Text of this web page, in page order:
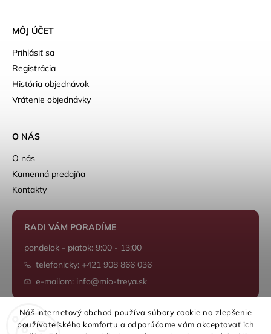
Náš internetový obchod používa súbory cookie na zlepšenie
používateľského komfortu a odporúčame vám akceptovať ich
MÔJ ÚČET
Prihlásiť sa
Registrácia
História objednávok
Vrátenie objednávky
O NÁS
O nás
Kamenná predajňa
Kontakty
RADI VÁM PORADÍME
pondelok - piatok: 9:00 - 13:00
telefonicky: +421 908 866 036
e-mailom: info@mio-treya.sk